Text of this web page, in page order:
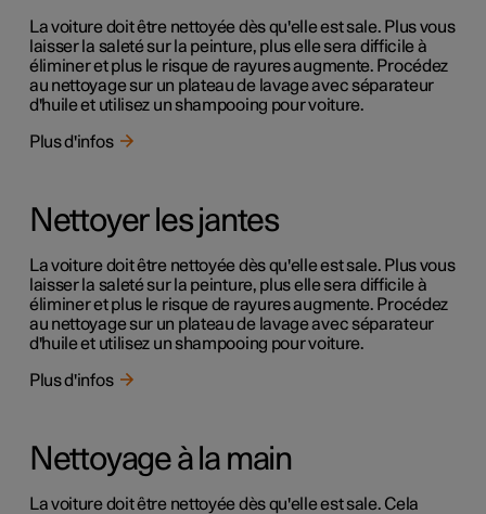
La voiture doit être nettoyée dès qu'elle est sale. Plus vous
laisser la saleté sur la peinture, plus elle sera difficile à
éliminer et plus le risque de rayures augmente. Procédez
au nettoyage sur un plateau de lavage avec séparateur
d'huile et utilisez un shampooing pour voiture.
Plus d'infos
Nettoyer les jantes
La voiture doit être nettoyée dès qu'elle est sale. Plus vous
laisser la saleté sur la peinture, plus elle sera difficile à
éliminer et plus le risque de rayures augmente. Procédez
au nettoyage sur un plateau de lavage avec séparateur
d'huile et utilisez un shampooing pour voiture.
Plus d'infos
Nettoyage à la main
La voiture doit être nettoyée dès qu'elle est sale. Cela